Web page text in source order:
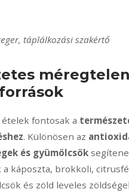
táplálkozási szakértő
fontosak a
. Különösen az
és gyümölcsök
káposzta, brokkoli,
és zöld leveles